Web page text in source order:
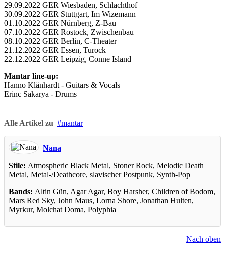
29.09.2022 GER Wiesbaden, Schlachthof
30.09.2022 GER Stuttgart, Im Wizemann
01.10.2022 GER Nürnberg, Z-Bau
07.10.2022 GER Rostock, Zwischenbau
08.10.2022 GER Berlin, C-Theater
21.12.2022 GER Essen, Turock
22.12.2022 GER Leipzig, Conne Island
Mantar line-up:
Hanno Klänhardt - Guitars & Vocals
Erinc Sakarya - Drums
Alle Artikel zu mantar
Nana
Stile: Atmospheric Black Metal, Stoner Rock, Melodic Death
Metal, Metal-/Deathcore, slavischer Postpunk, Synth-Pop
Bands: Altin Gün, Agar Agar, Boy Harsher, Children of Bodom,
Mars Red Sky, John Maus, Lorna Shore, Jonathan Hulten,
Myrkur, Molchat Doma, Polyphia
Nach oben